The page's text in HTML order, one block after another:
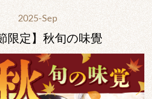
2025-Sep
限定】秋旬の味覺